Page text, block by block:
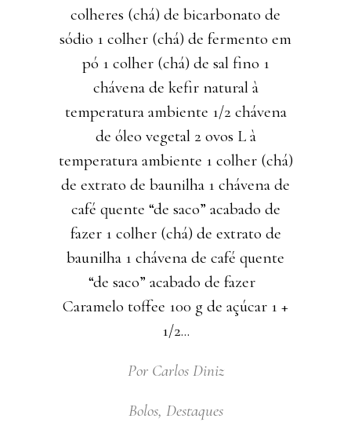
colheres (chá) de bicarbonato de
sódio 1 colher (chá) de fermento em
pó 1 colher (chá) de sal fino 1
chávena de kefir natural à
temperatura ambiente 1/2 chávena
de óleo vegetal 2 ovos L à
temperatura ambiente 1 colher (chá)
de extrato de baunilha 1 chávena de
café quente “de saco” acabado de
fazer 1 colher (chá) de extrato de
baunilha 1 chávena de café quente
“de saco” acabado de fazer
Caramelo toffee 100 g de açúcar 1 +
1/2
Por Carlos Diniz
Bolos, Destaques